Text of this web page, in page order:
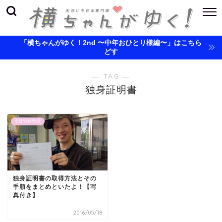
「横ちゃんがゆく！2nd 〜中年おひとり様編〜」はこちら
どす
― TAG ―
独身証明書
恋愛/結婚/婚活
独身証明書の取得方法とその
手順をまとめといたよ！【写
真付き】
2016/05/18